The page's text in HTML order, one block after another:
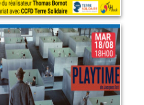
JACQUES
LIRE PLUS